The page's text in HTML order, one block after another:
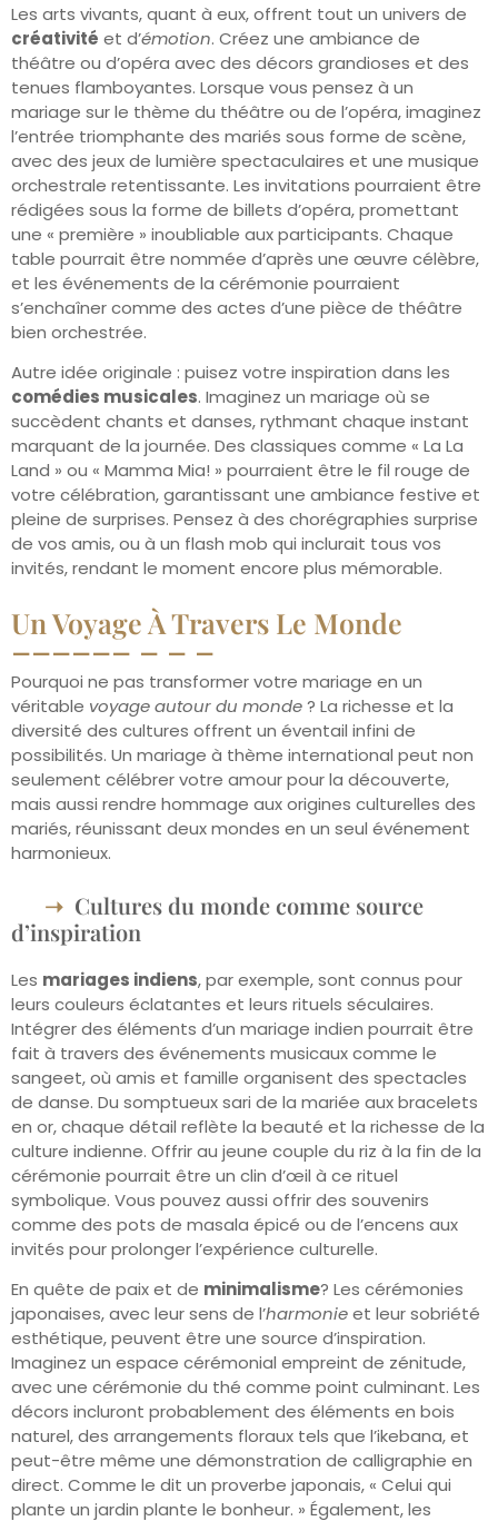
Les arts vivants, quant à eux, offrent tout un univers de
créativité et d’émotion. Créez une ambiance de
théâtre ou d’opéra avec des décors grandioses et des
tenues flamboyantes. Lorsque vous pensez à un
mariage sur le thème du théâtre ou de l’opéra, imaginez
l’entrée triomphante des mariés sous forme de scène,
avec des jeux de lumière spectaculaires et une musique
orchestrale retentissante. Les invitations pourraient être
rédigées sous la forme de billets d’opéra, promettant
une « première » inoubliable aux participants. Chaque
table pourrait être nommée d’après une œuvre célèbre,
et les événements de la cérémonie pourraient
s’enchaîner comme des actes d’une pièce de théâtre
bien orchestrée.
Autre idée originale : puisez votre inspiration dans les
comédies musicales. Imaginez un mariage où se
succèdent chants et danses, rythmant chaque instant
marquant de la journée. Des classiques comme « La La
Land » ou « Mamma Mia! » pourraient être le fil rouge de
votre célébration, garantissant une ambiance festive et
pleine de surprises. Pensez à des chorégraphies surprise
de vos amis, ou à un flash mob qui inclurait tous vos
invités, rendant le moment encore plus mémorable.
Un Voyage À Travers Le Monde
Pourquoi ne pas transformer votre mariage en un
véritable voyage autour du monde? La richesse et la
diversité des cultures offrent un éventail infini de
possibilités. Un mariage à thème international peut non
seulement célébrer votre amour pour la découverte,
mais aussi rendre hommage aux origines culturelles des
mariés, réunissant deux mondes en un seul événement
harmonieux.
Cultures du monde comme source
d’inspiration
Les mariages indiens, par exemple, sont connus pour
leurs couleurs éclatantes et leurs rituels séculaires.
Intégrer des éléments d’un mariage indien pourrait être
fait à travers des événements musicaux comme le
sangeet, où amis et famille organisent des spectacles
de danse. Du somptueux sari de la mariée aux bracelets
en or, chaque détail reflète la beauté et la richesse de la
culture indienne. Offrir au jeune couple du riz à la fin de la
cérémonie pourrait être un clin d’œil à ce rituel
symbolique. Vous pouvez aussi offrir des souvenirs
comme des pots de masala épicé ou de l’encens aux
invités pour prolonger l’expérience culturelle.
En quête de paix et de minimalisme? Les cérémonies
japonaises, avec leur sens de l’harmonieet leur sobriété
esthétique, peuvent être une source d’inspiration.
Imaginez un espace cérémonial empreint de zénitude,
avec une cérémonie du thé comme point culminant. Les
décors incluront probablement des éléments en bois
naturel, des arrangements floraux tels que l’ikebana, et
peut-être même une démonstration de calligraphie en
direct. Comme le dit un proverbe japonais, « Celui qui
plante un jardin plante le bonheur. » Également, les